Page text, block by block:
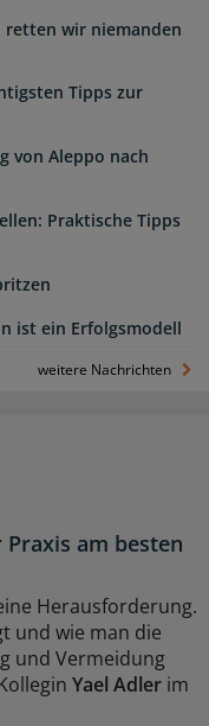
retten wir niemanden
Tipps zur
von Aleppo nach
Praktische Tipps
ist ein Erfolgsmodell
weitere Nachrichten
am besten
Herausforderung.
und wie man die
und Vermeidung
Yael Adler im